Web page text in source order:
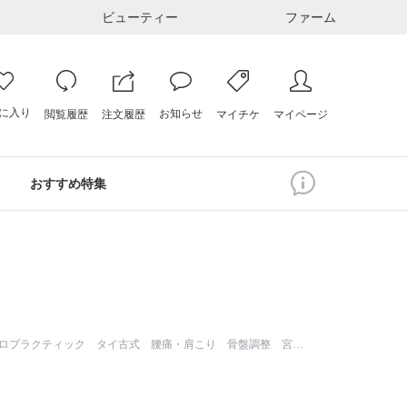
ビューティー ファーム
入り 閲覧履歴 注文履歴 お知らせ マイチケ マイページ
おすすめ特集
宮崎整体 美骨整体ゆかいろ カイロプラクティック タイ古式 腰痛・肩こり 骨盤調整 宮崎駅徒歩10分